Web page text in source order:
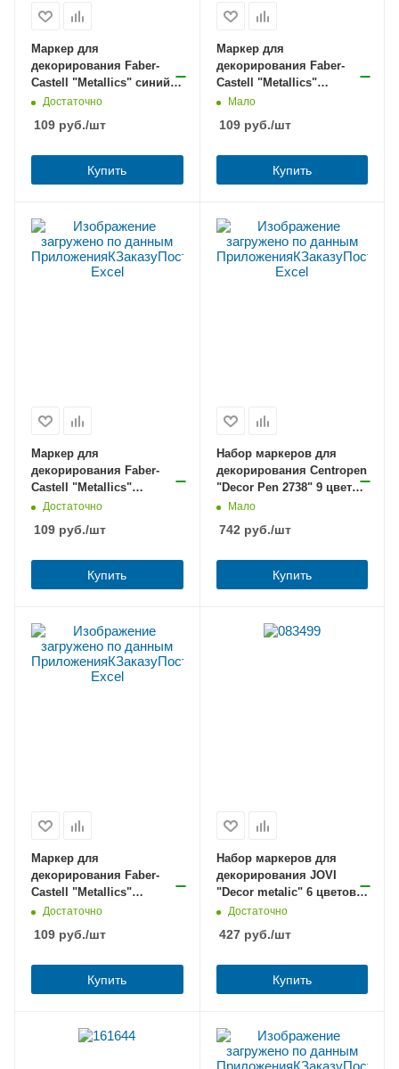
Маркер для
декорирования Faber-
Castell "Metallics" синий
металлик 1,5мм,
Достаточно
109 руб./шт
Купить
Маркер для
декорирования Faber-
Castell "Metallics"
малиновый металлик
Мало
109руб./шт
Купить
Маркер для
декорирования Faber-
Castell "Metallics"
зеленый металлик 1,5мм,
Достаточно
109 руб./шт
Купить
Набор маркеров для
декорирования Centropen
"Decor Pen 2738" 9 цветов
1,5мм, пулевидный
Мало
742руб./шт
Купить
Маркер для
декорирования Faber-
Castell "Metallics"
фиолетовый металлик
Достаточно
109 руб./шт
Купить
Набор маркеров для
декорирования JOVI
"Decor metalic" 6 цветов
2мм, пулевидный
Достаточно
427руб./шт
Купить